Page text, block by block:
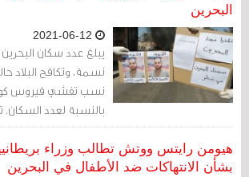
المؤسسات المسؤولة
السّجناء.
البحرين
نسمة، وتكافح البلاد
نسب تفشي فيروس
بالنسبة لعدد
المزدحمة - حيث
على خلفية ما وصفته
بأنه تهم ذات دوافع
هيومن رايتس ووتش تطالب وزراء
بشأن الانتهاكات ضد الأطفال في البحرين